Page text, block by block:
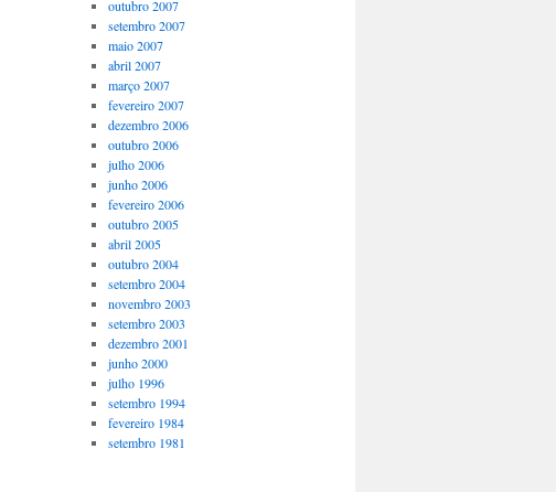
outubro 2007
setembro 2007
maio 2007
abril 2007
março 2007
fevereiro 2007
dezembro 2006
outubro 2006
julho 2006
junho 2006
fevereiro 2006
outubro 2005
abril 2005
outubro 2004
setembro 2004
novembro 2003
setembro 2003
dezembro 2001
junho 2000
julho 1996
setembro 1994
fevereiro 1984
setembro 1981